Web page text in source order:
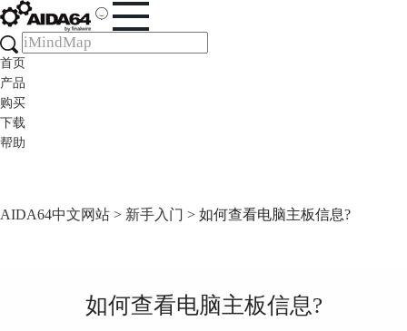
首页
产品
购买
下载
帮助
AIDA64中文网站 > 新手入门 > 如何查看电脑主板信息?
如何查看电脑主板信息?